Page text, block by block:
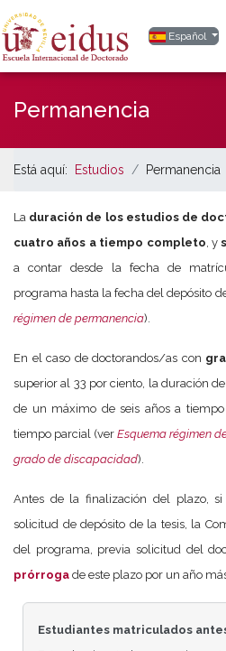
Seleccione su
Español
Permanencia
Está aquí: Estudios Permanencia
La duración de los estudios de
cuatro años a tiempo completo, y
a contar desde la fecha de
programa hasta la fecha del depósito
régimen de permanencia).
En el caso de doctorandos/as con
superior al 33 por ciento, la duración
de un máximo de seis años a
tiempo parcial (ver Esquema régimen
grado de discapacidad).
Antes de la finalización del plazo,
solicitud de depósito de la tesis, la
del programa, previa solicitud del
prórroga de este plazo por un año
Estudiantes matriculados